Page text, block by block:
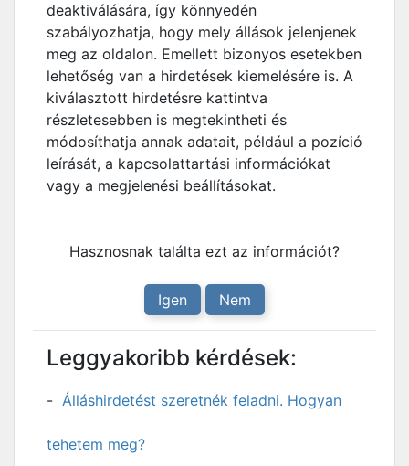
deaktiválására, így könnyedén
szabályozhatja, hogy mely állások jelenjenek
meg az oldalon. Emellett bizonyos esetekben
lehetőség van a hirdetések kiemelésére is. A
kiválasztott hirdetésre kattintva
részletesebben is megtekintheti és
módosíthatja annak adatait, például a pozíció
leírását, a kapcsolattartási információkat
vagy a megjelenési beállításokat.
Hasznosnak találta ezt az információt?
Igen Nem
Leggyakoribb kérdések:
Álláshirdetést szeretnék feladni. Hogyan
tehetem meg?